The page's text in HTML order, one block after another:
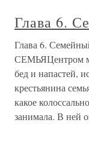
Глава 6.
Глава 6.
СЕМЬЯЦентром
бед и напастей,
крестьянина
какое
занимала. В ней